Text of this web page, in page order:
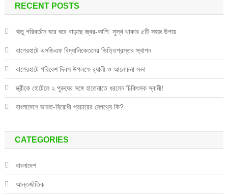
RECENT POSTS
ঋতু পরিবর্তনে ঘরে ঘরে বাড়ছে জ্বর-কাশি: সুস্থ থাকার ৫টি সহজ উপায়
বাগেরহাটে এসডিএফ বিদ্যানিকেতনের ভিত্তিপ্রস্তর স্থাপন
বাগেরহাটে পরিবেশ দিবস উপলক্ষে র‌্যালী ও আলোচনা সভা
স্ত্রীকে হোটেলে ২ পুরুষের সঙ্গে হাতেনাতে ধরলেন চিকিৎসক স্বামী!
বাংলাদেশে ভারত-বিরোধী প্রচারের নেপথ্যে কি?
CATEGORIES
বাংলাদেশ
আন্তর্জাতিক